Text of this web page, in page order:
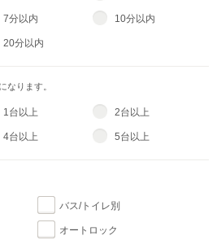
7分以内 10分以内
20分以内
なります。
1台以上 2台以上
4台以上 5台以上
バス/トイレ別
オートロック